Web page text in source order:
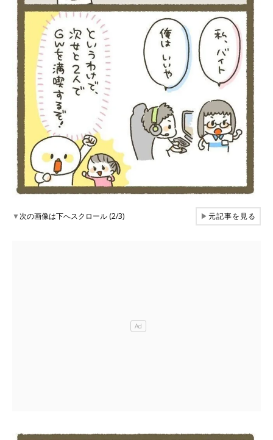
▼次の画像は下へスクロール (2/3) ▶元記事を見る